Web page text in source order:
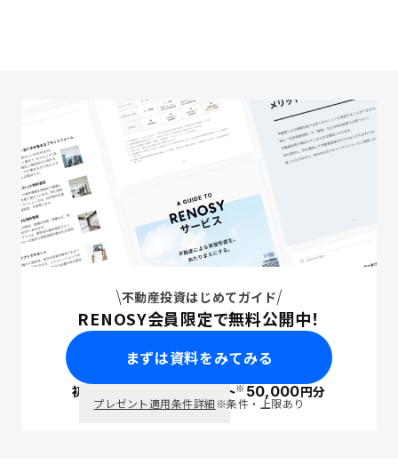
不動産投資はじめてガイド
RENOSY会員限定で無料公開中！
まずは資料をみてみる
初回面談で ポイント※50,000円分
プレゼント適用条件詳細※条件・上限あり